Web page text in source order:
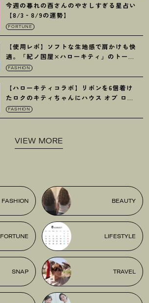
今週の暮れの酉さんのやさしすぎる星占い
【8/3‐8/9の運勢】
FORTUNE
【使用レポ】ソフトな生地感で肩かけも快
適。「紀ノ国屋×ハローキティ」のトート
がガシガシ使えて最高です
FASHION
【ハローキティコラボ】リボンを6個着け
たロクのキティちゃんにハウス オブ ロー
ゼの限定パケも
FASHION
VIEW MORE
FASHION BEAUTY
FORTUNE LIFESTYLE
SNAP TRAVEL